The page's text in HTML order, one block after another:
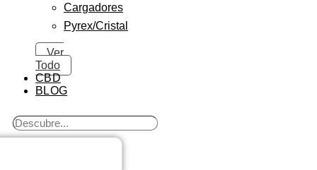
Cargadores
Pyrex/Cristal
Ver
Todo
CBD
BLOG
Search
...